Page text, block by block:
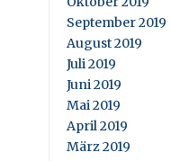
September 2019
August 2019
Juli 2019
Juni 2019
Mai 2019
April 2019
März 2019